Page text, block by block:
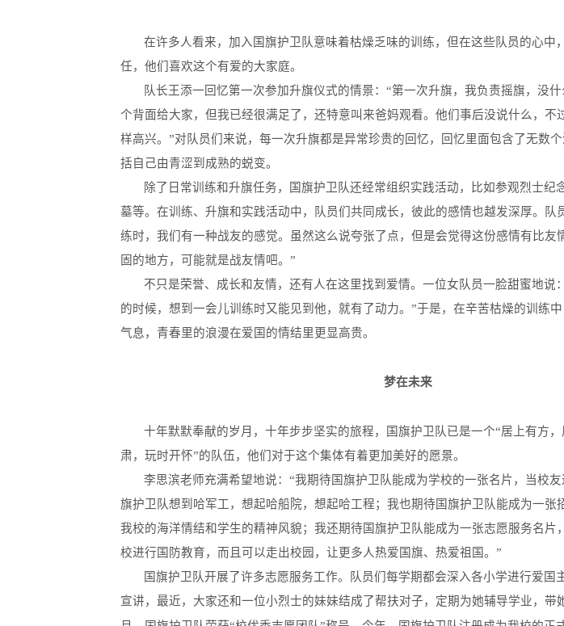
在许多人看来，加入国旗护卫队意味着枯燥乏味的训练，但在这些队员的心中
任，他们喜欢这个有爱的大家庭。
队长王添一回忆第一次参加升旗仪式的情景：“第一次升旗，我负责摇旗，没
个背面给大家，但我已经很满足了，还特意叫来爸妈观看。他们事后没说什么，不
样高兴。”对队员们来说，每一次升旗都是异常珍贵的回忆，回忆里面包含了无数
括自己由青涩到成熟的蜕变。
除了日常训练和升旗任务，国旗护卫队还经常组织实践活动，比如参观烈士纪
墓等。在训练、升旗和实践活动中，队员们共同成长，彼此的感情也越发深厚。队
练时，我们有一种战友的感觉。虽然这么说夸张了点，但是会觉得这份感情有比友
固的地方，可能就是战友情吧。”
不只是荣誉、成长和友情，还有人在这里找到爱情。一位女队员一脸甜蜜地说
的时候，想到一会儿训练时又能见到他，就有了动力。”于是，在辛苦枯燥的训练
气息，青春里的浪漫在爱国的情结里更显高贵。
梦在未来
十年默默奉献的岁月，十年步步坚实的旅程，国旗护卫队已是一个“居上有方
肃，玩时开怀”的队伍，他们对于这个集体有着更加美好的愿景。
李思滨老师充满希望地说：“我期待国旗护卫队能成为学校的一张名片，当校
旗护卫队想到哈军工，想起哈船院，想起哈工程；我也期待国旗护卫队能成为一张
我校的海洋情结和学生的精神风貌；我还期待国旗护卫队能成为一张志愿服务名片
校进行国防教育，而且可以走出校园，让更多人热爱国旗、热爱祖国。”
国旗护卫队开展了许多志愿服务工作。队员们每学期都会深入各小学进行爱国
宣讲，最近，大家还和一位小烈士的妹妹结成了帮扶对子，定期为她辅导学业，带